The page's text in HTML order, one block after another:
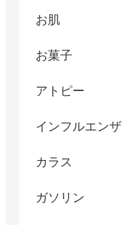
お肌
お菓子
アトピー
インフルエンザ
カラス
ガソリン